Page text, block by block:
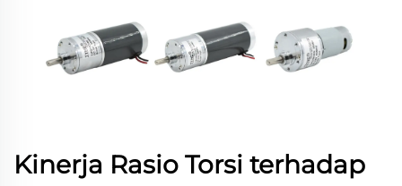
Kinerja Rasio Torsi terhadap